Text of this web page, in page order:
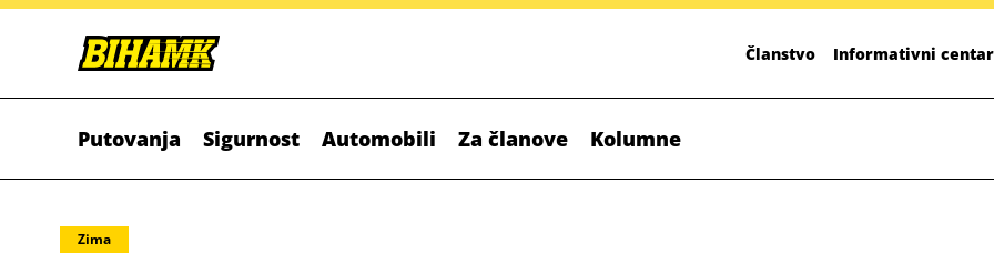
Članstvo Informativni centar
Putovanja Sigurnost Automobili Za članove Kolumne
Zima